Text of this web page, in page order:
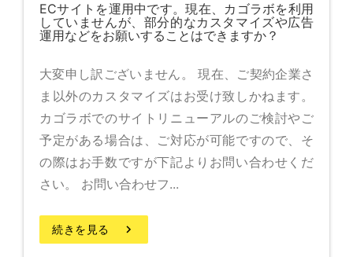
ECサイトを運用中です。現在、カゴラボを利用
していませんが、部分的なカスタマイズや広告
運用などをお願いすることはできますか？
大変申し訳ございません。 現在、ご契約企業さ
ま以外のカスタマイズはお受け致しかねます。
カゴラボでのサイトリニューアルのご検討やご
予定がある場合は、ご対応が可能ですので、そ
の際はお手数ですが下記よりお問い合わせくだ
さい。 お問い合わせフ...
続きを見る keyboard_arrow_right